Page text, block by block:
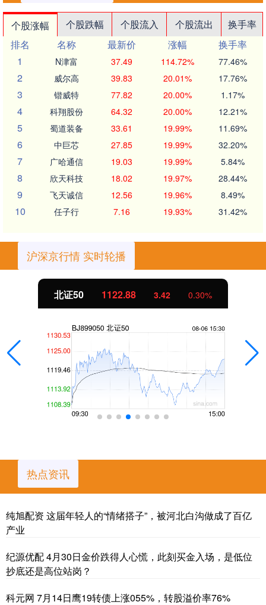
个股涨幅 个股跌幅 个股流入 个股流出
换手率
排名
名称 最新价 涨幅
换手率
1
N津富 37.49 114.72% 77.46%
2 威尔高 39.83 20.01% 17.76%
3 锴威特 77.82 20.00% 1.17%
4 科翔股份 64.32 20.00% 12.21%
5 蜀道装备 33.61 19.99% 11.69%
6 中巨芯 27.85 19.99% 32.20%
7 广哈通信 19.03 19.99% 5.84%
8 欣天科技 18.02 19.97% 28.44%
9 飞天诚信 12.56 19.96% 8.49%
10 任子行 7.16 19.93% 31.42%
沪深京行情 实时轮播
创业板指 3515.56 -19.58 -0.55%
热点资讯
纯旭配资 这届年轻人的“情绪搭子”，被河北白沟做成了百亿
产业
纪源优配 4月30日金价跌得人心慌，此刻买金入场，是低位
抄底还是高位站岗？
科元网 7月14日鹰19转债上涨055%，转股溢价率76%